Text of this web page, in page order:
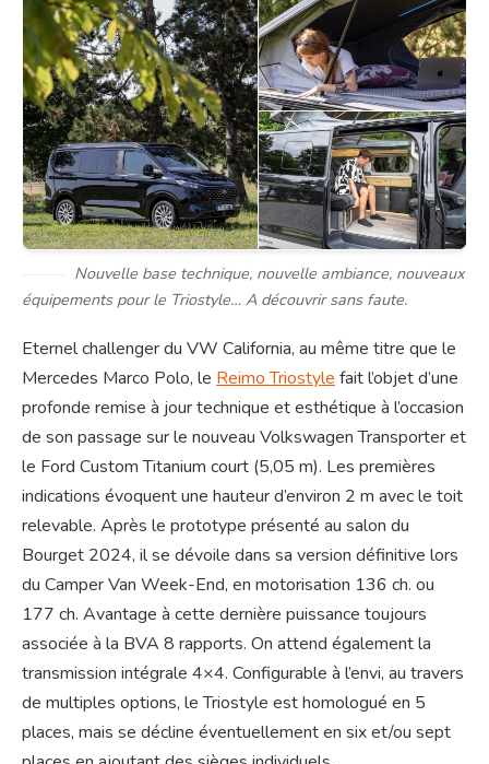
Nouvelle base technique, nouvelle ambiance, nouveaux
équipements pour le Triostyle… A découvrir sans faute.
Eternel challenger du VW California, au même titre que le
Mercedes Marco Polo, le Reimo Triostyle fait l’objet d’une
profonde remise à jour technique et esthétique à l’occasion
de son passage sur le nouveau Volkswagen Transporter et
le Ford Custom Titanium court (5,05 m). Les premières
indications évoquent une hauteur d’environ 2 m avec le toit
relevable. Après le prototype présenté au salon du
Bourget 2024, il se dévoile dans sa version définitive lors
du Camper Van Week-End, en motorisation 136 ch. ou
177 ch. Avantage à cette dernière puissance toujours
associée à la BVA 8 rapports. On attend également la
transmission intégrale 4×4. Configurable à l’envi, au travers
de multiples options, le Triostyle est homologué en 5
places, mais se décline éventuellement en six et/ou sept